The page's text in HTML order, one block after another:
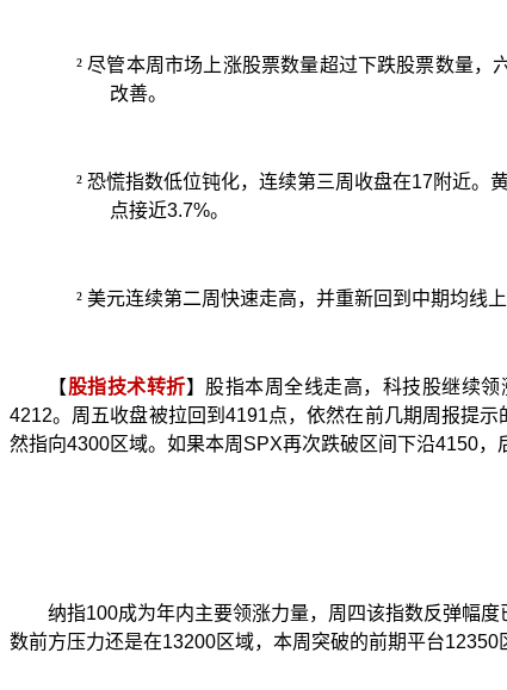
²尽管本周市场上涨股票数量超过下跌股票数量，
改善。
² 恐慌指数低位钝化，连续第三周收盘在17附近。
点接近3.7%。
² 美元连续第二周快速走高，并重新回到中期均线
【股指技术转折】股指本周全线走高，科技股继续
4212。周五收盘被拉回到 4191点，依然在前几期周报提示
然指向4300区域。如果本周 SPX再次跌破区间下沿4150，
纳指100成为年内主要领涨力量，周四该指数反弹幅度
数前方压力还是在13200区域，本周突破的前期平台12350